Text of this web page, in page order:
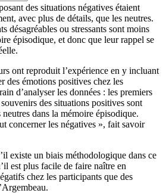
des situations négatives étaient
avec plus de détails, que les neutres.
désagréables ou stressants sont moins
épisodique, et donc que leur rappel se
ont reproduit l’expérience en y incluant
des émotions positives chez les
d’analyser les données : les premiers
des situations positives sont
neutres dans la mémoire épisodique.
concerner les négatives », fait savoir
existe un biais méthodologique dans ce
est plus facile de faire naître en
chez les participants que des